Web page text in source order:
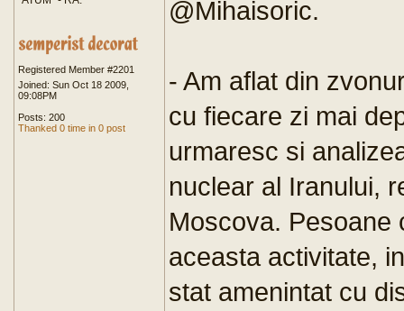
Registered Member #2201
Joined: Sun Oct 18 2009,
09:08PM
Posts: 200
Thanked 0 time in 0 post
@Mihaisoric.
- Am aflat din
cu fiecare zi mai
urmaresc si
nuclear al Iranului,
Moscova. Pesoane
aceasta activitate,
stat amenintat cu